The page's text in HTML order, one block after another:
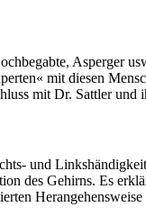
Asperger
mit diesen
mit Dr. Sattler
und
des Gehirns. Es